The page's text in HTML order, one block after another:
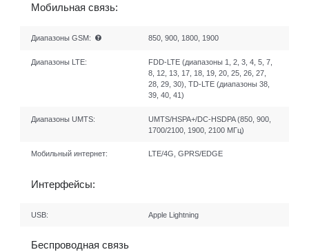
Мобильная связь:
Диапазоны GSM: 850, 900, 1800, 1900
Диапазоны LTE:
FDD-LTE (диапазоны 1, 2, 3, 4, 5, 7,
8, 12, 13, 17, 18, 19, 20, 25, 26, 27,
28, 29, 30), TD-LTE (диапазоны 38,
39, 40, 41)
Диапазоны UMTS:
UMTS/HSPA+/DC-HSDPA (850, 900,
1700/2100, 1900, 2100 МГц)
Мобильный интернет: LTE/4G, GPRS/EDGE
Интерфейсы:
USB: Apple Lightning
Беспроводная связь